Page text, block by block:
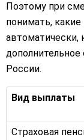
Поэтому при
понимать,
автоматически,
России.
Вид выплаты
Страховая